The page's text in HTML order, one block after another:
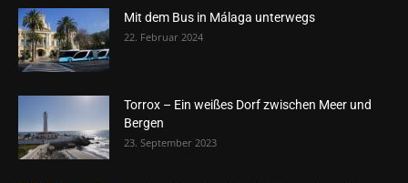
Mit dem Bus in Málaga unterwegs
22. Februar 2024
Torrox – Ein weißes Dorf zwischen Meer und
Bergen
23. September 2023